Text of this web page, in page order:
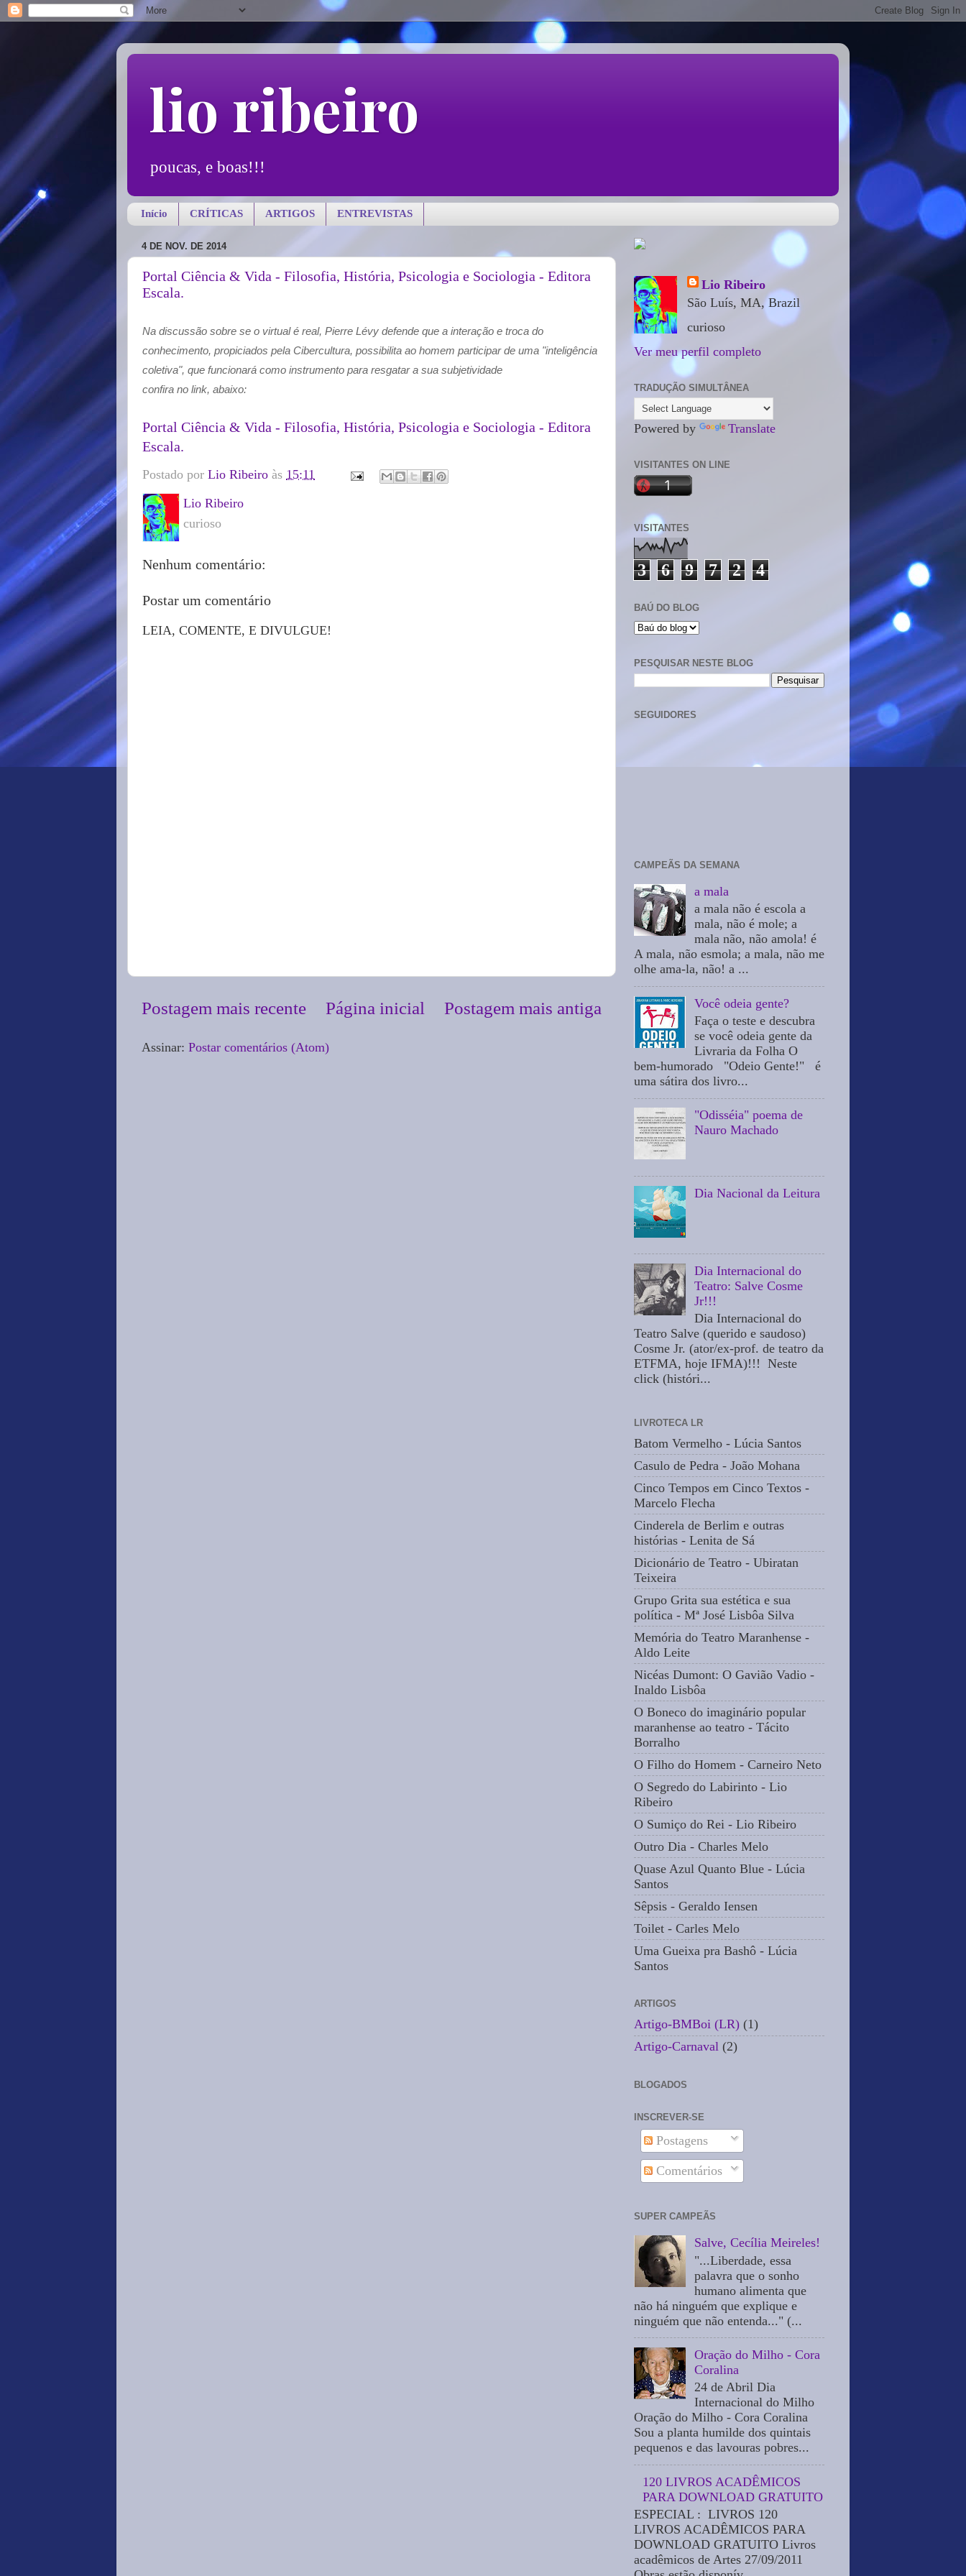
lio ribeiro
poucas, e boas!!!
Início CRÍTICAS ARTIGOS ENTREVISTAS
4 DE NOV. DE 2014
Portal Ciência & Vida - Filosofia, História, Psicologia e Sociologia - Editora
Escala.
Na discussão sobre se o virtual é real, Pierre Lévy defende que a interação e troca do
conhecimento, propiciados pela Cibercultura, possibilita ao homem participar de uma "inteligência
coletiva", que funcionará como instrumento para resgatar a sua subjetividade
confira no link, abaixo:
Portal Ciência & Vida - Filosofia, História, Psicologia e Sociologia - Editora
Escala.
Postado por Lio Ribeiro às 15:11
Lio Ribeiro
curioso
Nenhum comentário:
Postar um comentário
LEIA, COMENTE, E DIVULGUE!
Postagem mais recente Postagem mais antiga
Página inicial
Assinar: Postar comentários (Atom)
Lio Ribeiro
São Luís, MA, Brazil
curioso
Ver meu perfil completo
TRADUÇÃO SIMULTÂNEA
Powered by Translate
VISITANTES ON LINE
VISITANTES
3 6 9 7 2 4
BAÚ DO BLOG
PESQUISAR NESTE BLOG
SEGUIDORES
CAMPEÃS DA SEMANA
a mala
a mala não é escola a
mala, não é mole; a
mala não, não amola! é
A mala, não esmola; a mala, não me
olhe ama-la, não! a ...
Você odeia gente?
Faça o teste e descubra
se você odeia gente da
Livraria da Folha O
bem-humorado "Odeio Gente!" é
uma sátira dos livro...
"Odisséia" poema de
Nauro Machado
Dia Nacional da Leitura
Dia Internacional do
Teatro: Salve Cosme
Jr!!!
Dia Internacional do
Teatro Salve (querido e saudoso)
Cosme Jr. (ator/ex-prof. de teatro da
ETFMA, hoje IFMA)!!! Neste
click (históri...
LIVROTECA LR
Batom Vermelho - Lúcia Santos
Casulo de Pedra - João Mohana
Cinco Tempos em Cinco Textos -
Marcelo Flecha
Cinderela de Berlim e outras
histórias - Lenita de Sá
Dicionário de Teatro - Ubiratan
Teixeira
Grupo Grita sua estética e sua
política - Mª José Lisbôa Silva
Memória do Teatro Maranhense -
Aldo Leite
Nicéas Dumont: O Gavião Vadio -
Inaldo Lisbôa
O Boneco do imaginário popular
maranhense ao teatro - Tácito
Borralho
O Filho do Homem - Carneiro Neto
O Segredo do Labirinto - Lio
Ribeiro
O Sumiço do Rei - Lio Ribeiro
Outro Dia - Charles Melo
Quase Azul Quanto Blue - Lúcia
Santos
Sêpsis - Geraldo Iensen
Toilet - Carles Melo
Uma Gueixa pra Bashô - Lúcia
Santos
ARTIGOS
Artigo-BMBoi (LR) (1)
Artigo-Carnaval (2)
BLOGADOS
INSCREVER-SE
Postagens
Comentários
SUPER CAMPEÃS
Salve, Cecília Meireles!
"...Liberdade, essa
palavra que o sonho
humano alimenta que
não há ninguém que explique e
ninguém que não entenda..." (...
Oração do Milho - Cora
Coralina
24 de Abril Dia
Internacional do Milho
Oração do Milho - Cora Coralina
Sou a planta humilde dos quintais
pequenos e das lavouras pobres...
120 LIVROS ACADÊMICOS
PARA DOWNLOAD GRATUITO
ESPECIAL : LIVROS 120
LIVROS ACADÊMICOS PARA
DOWNLOAD GRATUITO Livros
acadêmicos de Artes 27/09/2011